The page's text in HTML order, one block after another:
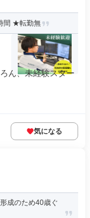
間 ★転勤無
ん、未経験スター
気になる
成のため40歳ぐ